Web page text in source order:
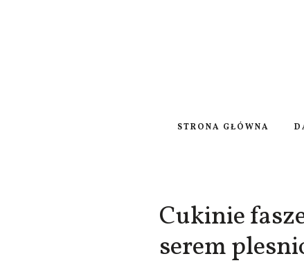
STRONA GŁÓWNA
Cukinie
serem